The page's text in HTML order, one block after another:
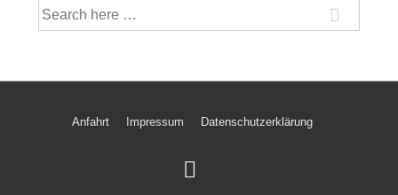
Suche
nach:
Footer-Anfahrt Impressum Datenschutzerklärung